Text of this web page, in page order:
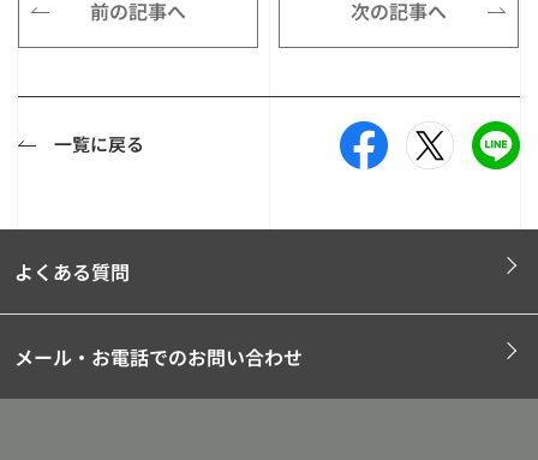
前の記事へ 次の記事へ
一覧に戻る
よくある質問
メール・お電話でのお問い合わせ